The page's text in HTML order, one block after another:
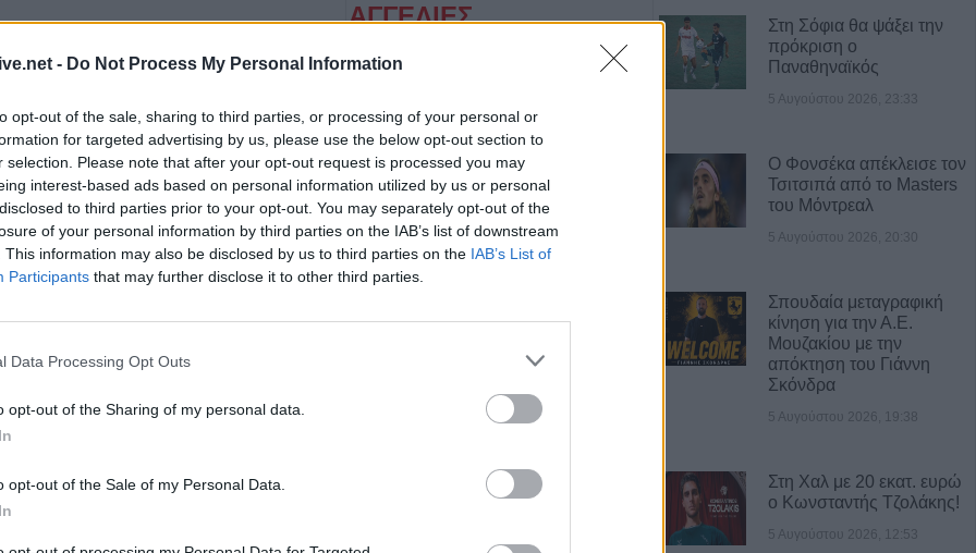
- Do Not Process My Personal Information
opt-out of the sale, sharing to third parties, or processing of your personal or
for targeted advertising by us, please use the below opt-out section to
selection. Please note that after your opt-out request is processed you may
interest-based ads based on personal information utilized by us or personal
to third parties prior to your opt-out. You may separately opt-out of the
of your personal information by third parties on the IAB’s list of downstream
This information may also be disclosed by us to third parties on the IAB’s List of
Participants that may further disclose it to other third parties.
Data Processing Opt Outs
opt-out of the Sharing of my personal data.
opt-out of the Sale of my Personal Data.
Χρήστος Θηβαίος έχει ταυτιστεί με μερικά από τα πιο
Ενός Απόκρυφου Ευαγγελίου», το «Κόκκινο
και τον «Άμλετ Της Σελήνης».
ένα ιδιαίτερο πρόγραμμα. Δίπλα στα γνωστά
Three Doors Down και άλλους. Πάντα με το
ακουστική κιθάρα: Πέτρος Βαρθακούρης, Τύμπανα:
ΑΓΓΕΛΙΕΣ
Η Αποκατάσταση Α.Ε. αναζητά για εργασία Νοσηλευτές και Βοηθούς Νοσηλευτές
Γερμανία – Πάνω από 20
Συρία: Δύο νεκροί και 13
Στη Σόφια θα ψάξει την
πρόκριση ο
Παναθηναϊκός
5 Αυγούστου 2026, 23:33
Ο Φονσέκα απέκλεισε τον
Τσιτσιπά από το Masters
του Μόντρεαλ
5 Αυγούστου 2026, 20:30
Σπουδαία μεταγραφική
κίνηση για την Α.Ε.
Μουζακίου με την
απόκτηση του Γιάννη
Σκόνδρα
5 Αυγούστου 2026, 19:38
Στη Χαλ με 20 εκατ. ευρώ
ο Κωνσταντής Τζολάκης!
5 Αυγούστου 2026, 12:53